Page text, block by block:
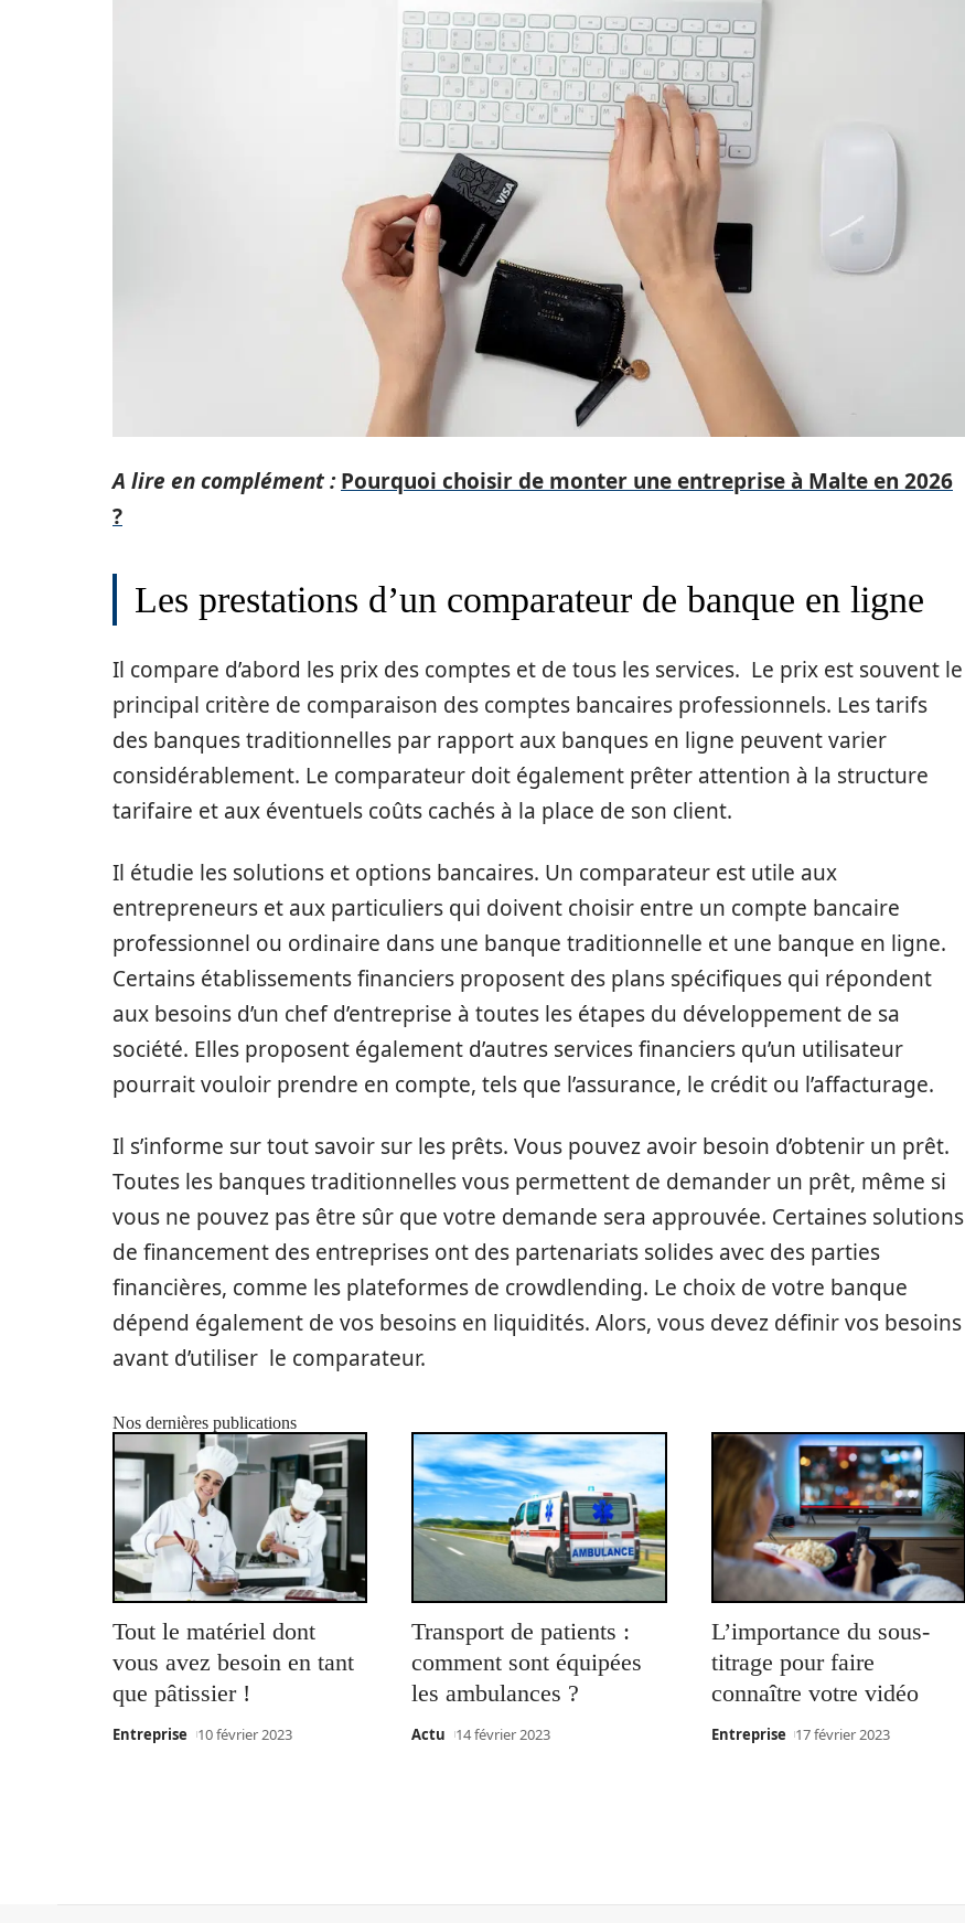
A lire en complément : Pourquoi choisir de monter une entreprise à Malte en 2026
?
Les prestations d’un comparateur de banque en ligne
Il compare d’abord les prix des comptes et de tous les services. Le prix est souvent le
principal critère de comparaison des comptes bancaires professionnels. Les tarifs
des banques traditionnelles par rapport aux banques en ligne peuvent varier
considérablement. Le comparateur doit également prêter attention à la structure
tarifaire et aux éventuels coûts cachés à la place de son client.
Il étudie les solutions et options bancaires. Un comparateur est utile aux
entrepreneurs et aux particuliers qui doivent choisir entre un compte bancaire
professionnel ou ordinaire dans une banque traditionnelle et une banque en ligne.
Certains établissements financiers proposent des plans spécifiques qui répondent
aux besoins d’un chef d’entreprise à toutes les étapes du développement de sa
société. Elles proposent également d’autres services financiers qu’un utilisateur
pourrait vouloir prendre en compte, tels que l’assurance, le crédit ou l’affacturage.
Il s’informe sur tout savoir sur les prêts. Vous pouvez avoir besoin d’obtenir un prêt.
Toutes les banques traditionnelles vous permettent de demander un prêt, même si
vous ne pouvez pas être sûr que votre demande sera approuvée. Certaines solutions
de financement des entreprises ont des partenariats solides avec des parties
financières, comme les plateformes de crowdlending. Le choix de votre banque
dépend également de vos besoins en liquidités. Alors, vous devez définir vos besoins
avant d’utiliser le comparateur.
Nos dernières publications
Tout le matériel dont
vous avez besoin en tant
que pâtissier !
Entreprise 10 février 2023
Transport de patients :
comment sont équipées
les ambulances ?
Actu 14 février 2023
L’importance du sous-
titrage pour faire
connaître votre vidéo
Entreprise 17 février 2023